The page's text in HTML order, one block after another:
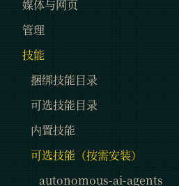
媒体与网页
管理
技能
捆绑技能目录
可选技能目录
内置技能
可选技能（按需安装）
autonomous-ai-agents